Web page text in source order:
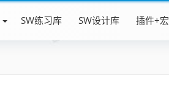
SW练习库 SW设计库 插件+宏